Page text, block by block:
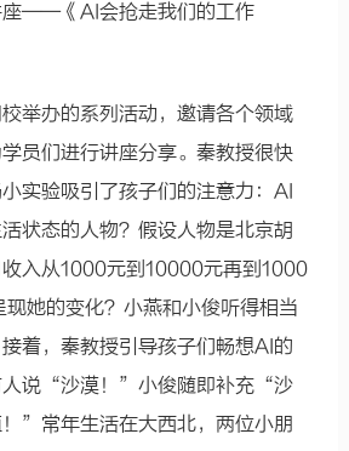
座——《AI会抢走我们的工作
举办的系列活动，邀请各个领域
员们进行讲座分享。秦教授很快
实验吸引了孩子们的注意力：AI
状态的人物？假设人物是北京胡
收入从1000元到10000元再到1000
她的变化？小燕和小俊听得相当
着，秦教授引导孩子们畅想AI的
人说“沙漠！”小俊随即补充“沙
”常年生活在大西北，两位小朋